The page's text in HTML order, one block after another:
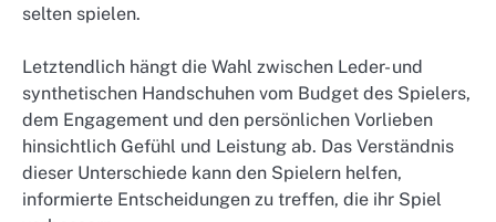
selten spielen.
Letztendlich hängt die Wahl zwischen Leder- und
synthetischen Handschuhen vom Budget des Spielers,
dem Engagement und den persönlichen Vorlieben
hinsichtlich Gefühl und Leistung ab. Das Verständnis
dieser Unterschiede kann den Spielern helfen,
informierte Entscheidungen zu treffen, die ihr Spiel